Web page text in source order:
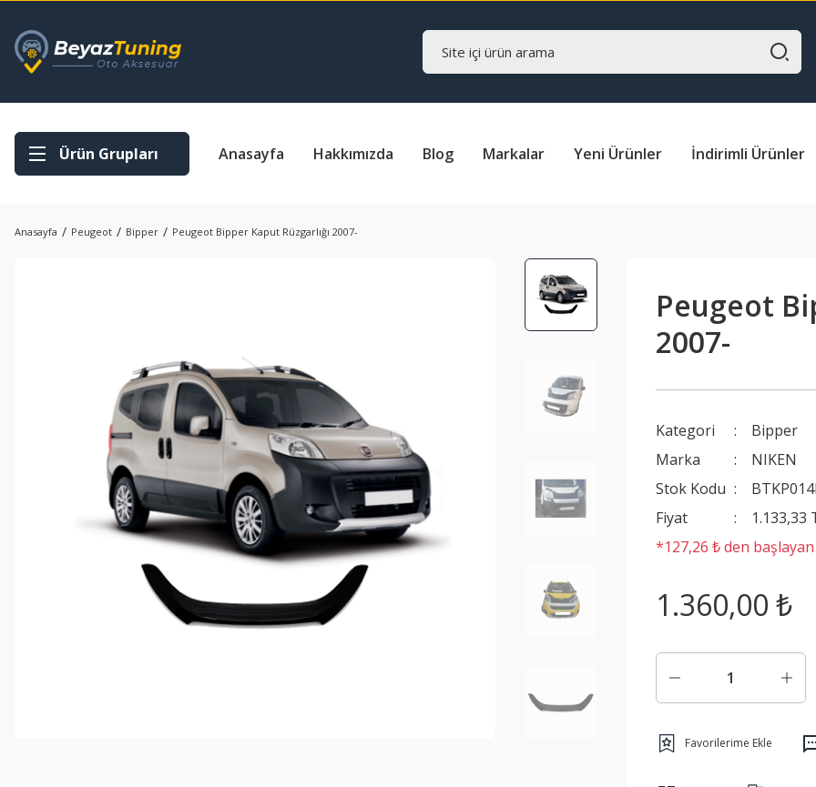
Ürün Grupları Anasayfa Hakkımızda Blog Markalar Yeni Ürünler İndirimli Ürünler
Anasayfa Peugeot Bipper Peugeot Bipper Kaput Rüzgarlığı 2007-
Peugeot
2007-
Kategori
Bipper
Marka
NIKEN
Stok Kodu
Fiyat
1.133,33
*127,26 ₺ den
1.360,00 ₺